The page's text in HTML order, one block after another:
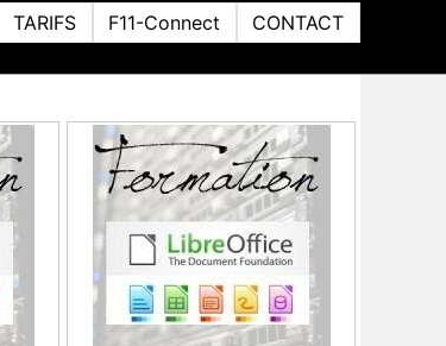
TARIFS F11-Connect CONTACT